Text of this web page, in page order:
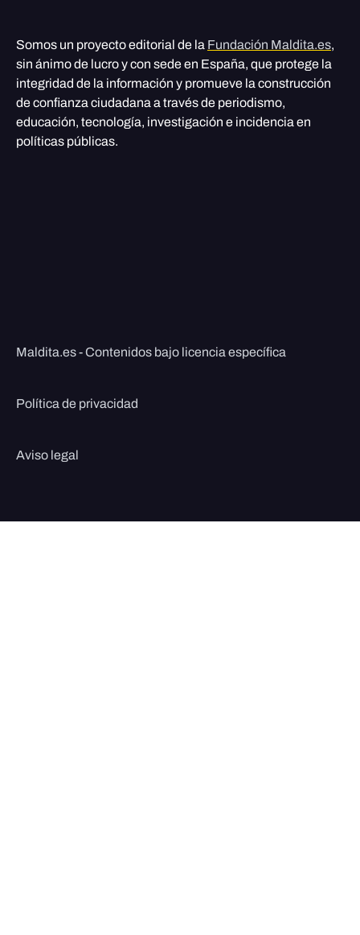
Somos un proyecto editorial de la Fundación Maldita.es,
sin ánimo de lucro y con sede en España, que protege la
integridad de la información y promueve la construcción
de confianza ciudadana a través de periodismo,
educación, tecnología, investigación e incidencia en
políticas públicas.
Maldita.es - Contenidos bajo licencia específica
Política de privacidad
Aviso legal